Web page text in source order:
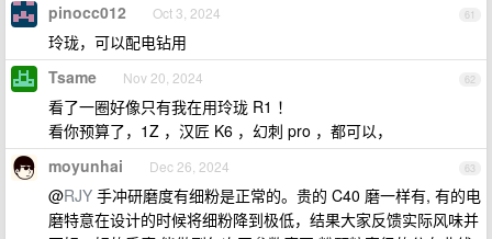
61
pinocc012 Oct 3, 2024
玲珑，可以配电钻用
62
Tsame Nov 20, 2024
看了一圈好像只有我在用玲珑 R1 ！
看你预算了，1Z ，汉匠 K6 ，幻刺 pro ，都可以，
63
moyunhai Dec 26, 2024
@RJY 手冲研磨度有细粉是正常的。贵的 C40 磨一样有, 有的电
磨特意在设计的时候将细粉降到极低，结果大家反馈实际风味并